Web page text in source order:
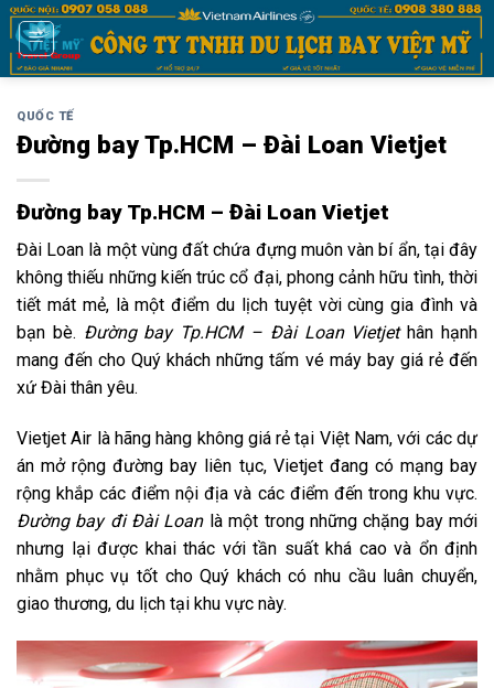
Bỏ
qua
nội
QUỐC TẾ
Đường bay Tp.HCM – Đài Loan Vietjet
Đường bay Tp.HCM – Đài Loan Vietjet
Đài Loan là một vùng đất chứa đựng muôn vàn bí ẩn, tại đây
không thiếu những kiến trúc cổ đại, phong cảnh hữu tình, thời
tiết mát mẻ, là một điểm du lịch tuyệt vời cùng gia đình và
bạn bè. Đường bay Tp.HCM – Đài Loan Vietjethân hạnh
mang đến cho Quý khách những tấm vé máy bay giá rẻ đến
xứ Đài thân yêu.
Vietjet Air là hãng hàng không giá rẻ tại Việt Nam, với các dự
án mở rộng đường bay liên tục, Vietjet đang có mạng bay
rộng khắp các điểm nội địa và các điểm đến trong khu vực.
Đường bay đi Đài Loanlà một trong những chặng bay mới
nhưng lại được khai thác với tần suất khá cao và ổn định
nhằm phục vụ tốt cho Quý khách có nhu cầu luân chuyển,
giao thương, du lịch tại khu vực này.